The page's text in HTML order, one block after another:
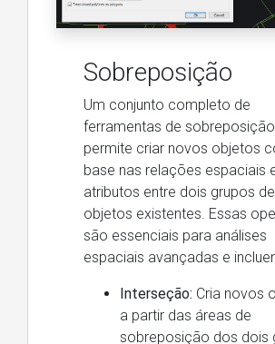
Sobreposição
Um conjunto completo de
ferramentas de
permite criar novos objetos
base nas relações espaciais
atributos entre dois grupos de
objetos existentes. Essas
são essenciais para análises
espaciais avançadas e
Interseção: Cria novos
a partir das áreas de
sobreposição dos dois